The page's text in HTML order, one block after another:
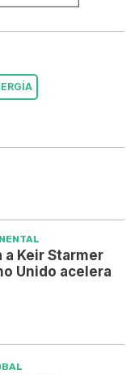
a Keir Starmer
Unido acelera